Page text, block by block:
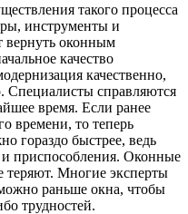
такого процесса
инструменты и
вернуть оконным
качество
качественно,
Специалисты справляются
время. Если ранее
времени, то теперь
гораздо быстрее, ведь
приспособления. Оконные
теряют. Многие эксперты
раньше окна, чтобы
трудностей.